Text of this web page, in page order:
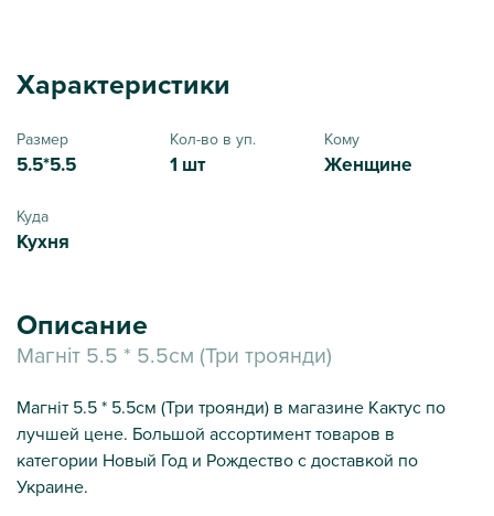
Характеристики
Размер
5.5*5.5
Кол-во в уп.
1 шт
Кому
Женщине
Куда
Кухня
Описание
Магніт 5.5 * 5.5см (Три троянди)
Магніт 5.5 * 5.5см (Три троянди) в магазине Кактус по
лучшей цене. Большой ассортимент товаров в
категории Новый Год и Рождество с доставкой по
Украине.